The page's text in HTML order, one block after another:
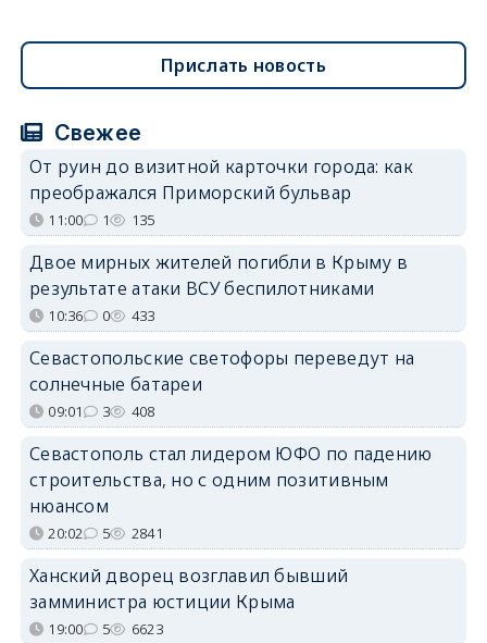
Прислать новость
Свежее
От руин до визитной карточки города: как
преображался Приморский бульвар
11:00 1 135
Двое мирных жителей погибли в Крыму в
результате атаки ВСУ беспилотниками
10:36 0 433
Севастопольские светофоры переведут на
солнечные батареи
09:01 3 408
Севастополь стал лидером ЮФО по падению
строительства, но с одним позитивным
нюансом
20:02 5 2841
Ханский дворец возглавил бывший
замминистра юстиции Крыма
19:00 5 6623